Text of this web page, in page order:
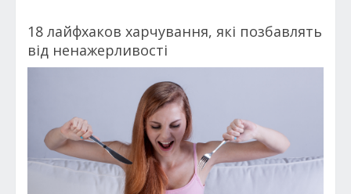
18 лайфхаков харчування, які позбавлять
від ненажерливості